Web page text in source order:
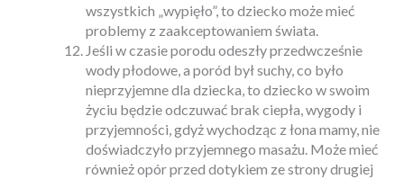
wszystkich „wypięło”, to dziecko może mieć
problemy z zaakceptowaniem świata.
Jeśli w czasie porodu odeszły przedwcześnie
wody płodowe, a poród był suchy, co było
nieprzyjemne dla dziecka, to dziecko w swoim
życiu będzie odczuwać brak ciepła, wygody i
przyjemności, gdyż wychodząc z łona mamy, nie
doświadczyło przyjemnego masażu. Może mieć
również opór przed dotykiem ze strony drugiej